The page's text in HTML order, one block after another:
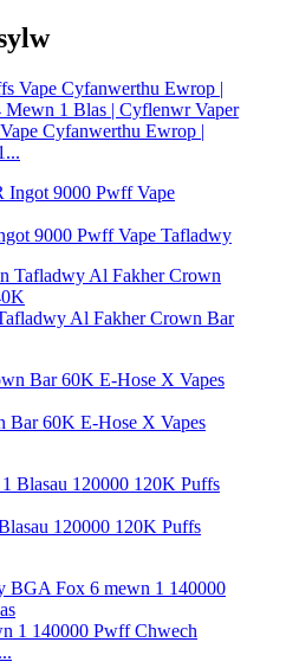
Cyfanwerthu Ewrop |
9000 Pwff Vape Tafladwy
Al Fakher Crown Bar
Bar 60K E-Hose X Vapes
120000 120K Puffs
1 140000 Pwff Chwech